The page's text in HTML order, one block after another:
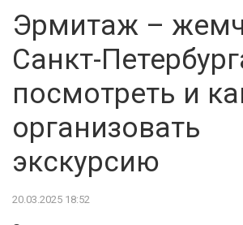
Эрмитаж –
Санкт-
посмотреть и
организовать
экскурсию
20.03.2025 18:52